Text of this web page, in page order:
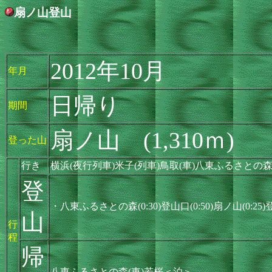
扇ノ山登山
年月 2012年10月
期間 日帰り
登った山 扇ノ山 (1,310ｍ)
行
程
行き 横浜(夜行列車)米子(列車)鳥取(車)八東ふるさとの森
登
山
・八東ふるさとの森(0:30)登山口(0:50)扇ノ山(0:25)
帰